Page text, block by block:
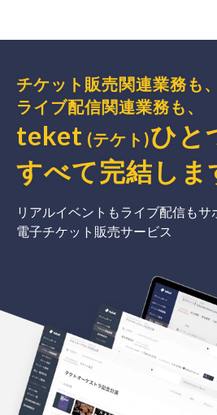
チケット販売関連業務も、
ライブ配信関連業務も、
teket (テケト)ひと
すべて完結 しま
リアルイベントもライブ配信もサ
電子チケット販売サービス